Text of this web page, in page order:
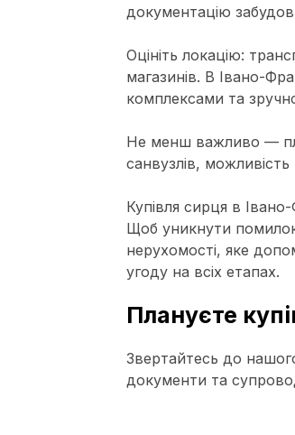
документацію
Оцініть локацію:
магазинів. В Івано-
комплексами та
Не менш важливо —
санвузлів,
Купівля сирця в
Щоб уникнути
нерухомості, яке
угоду на всіх етапах.
Плануєте
Звертайтесь до
документи та